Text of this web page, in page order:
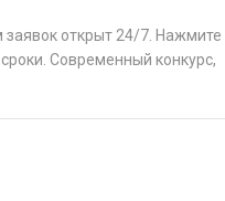
заявок открыт 24/7. Нажмите
Современный конкурс,